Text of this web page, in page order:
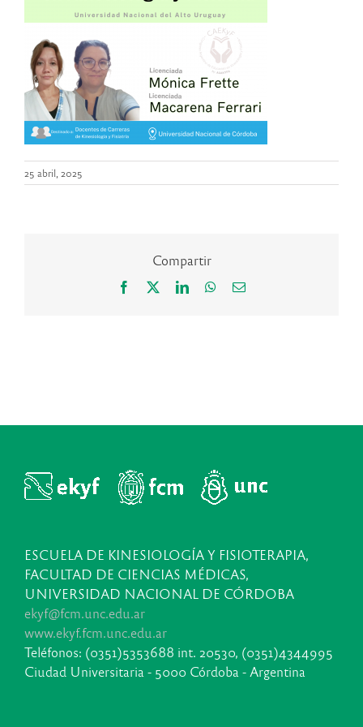
25 abril, 2025
Compartir
Facebook LinkedInWhatsApp
Correo
ESCUELA DE KINESIOLOGÍA Y FISIOTERAPIA,
FACULTAD DE CIENCIAS MÉDICAS,
UNIVERSIDAD NACIONAL DE CÓRDOBA
ekyf@fcm.unc.edu.ar
www.ekyf.fcm.unc.edu.ar
Teléfonos: (0351)5353688 int. 20530, (0351)4344995
Ciudad Universitaria - 5000 Córdoba - Argentina